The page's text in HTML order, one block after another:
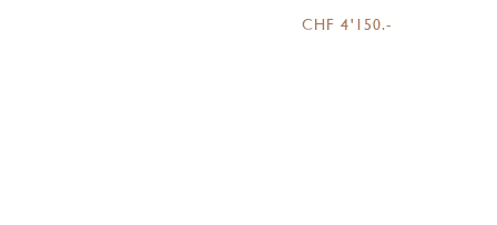
CHF 4'150.-